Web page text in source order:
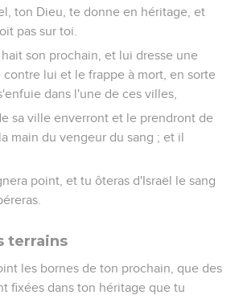
ton Dieu, te donne en héritage, et
pas sur toi.
son prochain, et lui dresse une
lui et le frappe à mort, en sorte
dans l'une de ces villes,
sa ville enverront et le prendront de
main du vengeur du sang ; et il
point, et tu ôteras d'Israël le sang
terrains
les bornes de ton prochain, que des
fixées dans ton héritage que tu